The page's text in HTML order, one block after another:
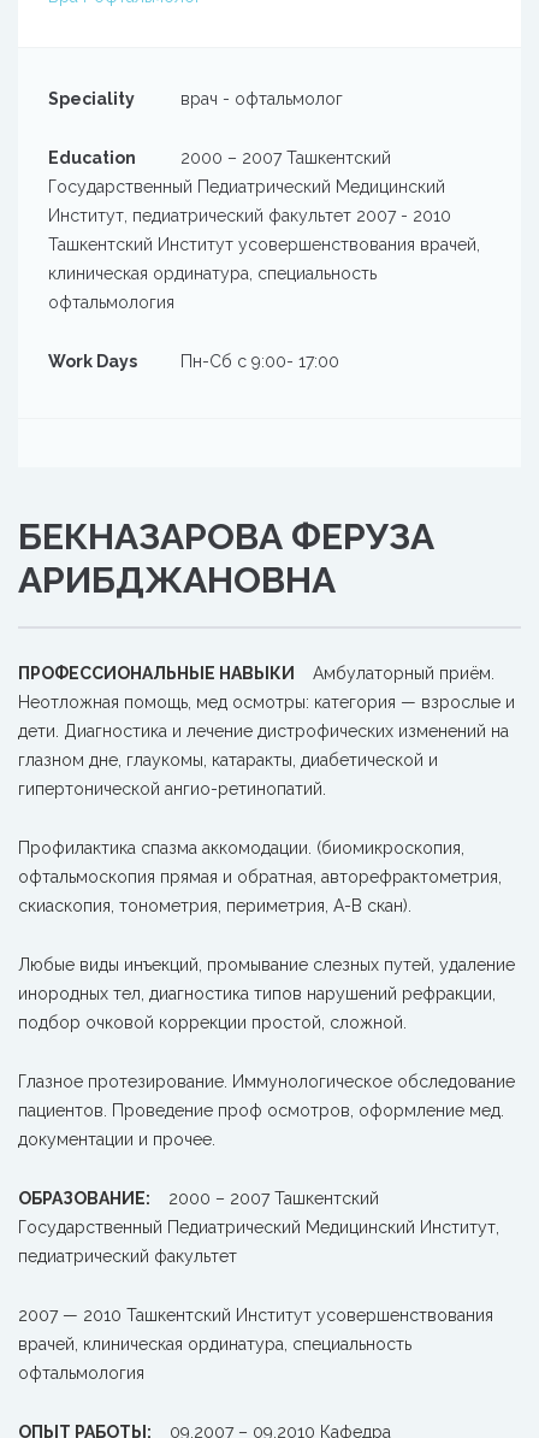
Speciality врач - офтальмолог
Education
2000 – 2007 Ташкентский
Государственный Педиатрический Медицинский
Институт, педиатрический факультет 2007 - 2010
Ташкентский Институт усовершенствования врачей,
клиническая ординатура, специальность
офтальмология
Work Days Пн-Сб с 9:00- 17:00
БЕКНАЗАРОВА ФЕРУЗА
АРИБДЖАНОВНА
ПРОФЕССИОНАЛЬНЫЕ НАВЫКИ
Амбулаторный приём.
Неотложная помощь, мед осмотры: категория — взрослые и
дети. Диагностика и лечение дистрофических изменений на
глазном дне, глаукомы, катаракты, диабетической и
гипертонической ангио-ретинопатий.
Профилактика спазма аккомодации. (биомикроскопия,
офтальмоскопия прямая и обратная, авторефрактометрия,
скиаскопия, тонометрия, периметрия, А-В скан).
Любые виды инъекций, промывание слезных путей, удаление
инородных тел, диагностика типов нарушений рефракции,
подбор очковой коррекции простой, сложной.
Глазное протезирование. Иммунологическое обследование
пациентов. Проведение проф осмотров, оформление мед.
документации и прочее.
ОБРАЗОВАНИЕ:
2000 – 2007 Ташкентский
Государственный Педиатрический Медицинский Институт,
педиатрический факультет
2007 — 2010 Ташкентский Институт усовершенствования
врачей, клиническая ординатура, специальность
офтальмология
ОПЫТ РАБОТЫ:
09.2007 – 09.2010 Кафедра